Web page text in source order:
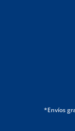
*Envíos